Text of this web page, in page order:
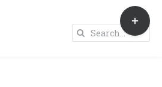
Search
Toggle
Sliding